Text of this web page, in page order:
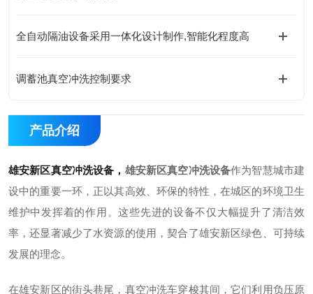
全自动隔油设备采用一体化设计制作,智能化程度高
调蓄池真空冲洗控制要求
产品介绍
雄安新区真空冲洗设备 ， 雄安新区真空冲洗设备作为智慧城市建
设中的重要一环，正以其高效、环保的特性，在城区的环境卫生
维护中发挥着的作用。这些先进的设备不仅大幅提升了清洁效
率，还显著减少了水资源的使用，契合了雄安新区绿色、可持续
发展的理念。
在雄安新区的街头巷尾，真空冲洗车穿梭其间，它们利用负压原